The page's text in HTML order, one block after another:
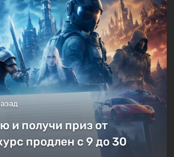
и получи приз от
продлен с 9 до 30